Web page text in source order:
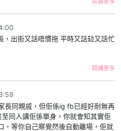
，出街又話唔慣拖 平時又話攰又話忙
閱讀更多
長同親戚，但佢係ig fb已經好耐無再
同人講佢係單身，你就會知其實佢
，等你自己察覺然後自動離場，佢就